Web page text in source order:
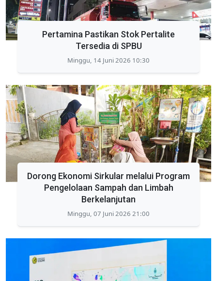
Pertamina Pastikan Stok Pertalite
Tersedia di SPBU
Minggu, 14 Juni 2026 10:30
Dorong Ekonomi Sirkular melalui Program
Pengelolaan Sampah dan Limbah
Berkelanjutan
Minggu, 07 Juni 2026 21:00